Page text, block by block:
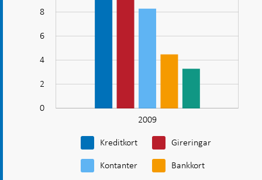
billigare
genomföra
10
2
4
6
8
0
L
2009
Kreditkort Gireringar
Kontanter Bankkort